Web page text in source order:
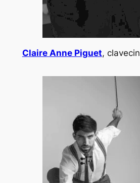
Claire Anne Piguet, clavecin